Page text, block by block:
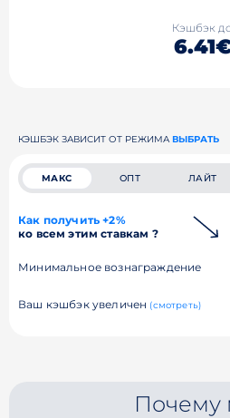
Кэшбэк
КЭШБЭК ЗАВИСИТ ОТ РЕЖИМА ВЫБРАТЬ
МАКС ОПТ ЛАЙТ
Как получить +2%
ко всем этим ставкам ?
Минимальное вознаграждение
Ваш кэшбэк увеличен (смотреть)
Почему